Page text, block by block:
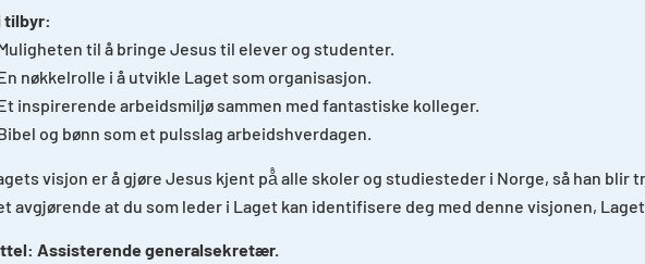
tilbyr:
til å bringe Jesus til elever og studenter.
nøkkelrolle i å utvikle Laget som organisasjon.
inspirerende arbeidsmiljø sammen med fantastiske kolleger.
og bønn som et pulsslag arbeidshverdagen.
visjon er å gjøre Jesus kjent på̊ alle skoler og studiesteder i Norge, så han
avgjørende at du som leder i Laget kan identifisere deg med denne visjonen,
Assisterende generalsekretær.